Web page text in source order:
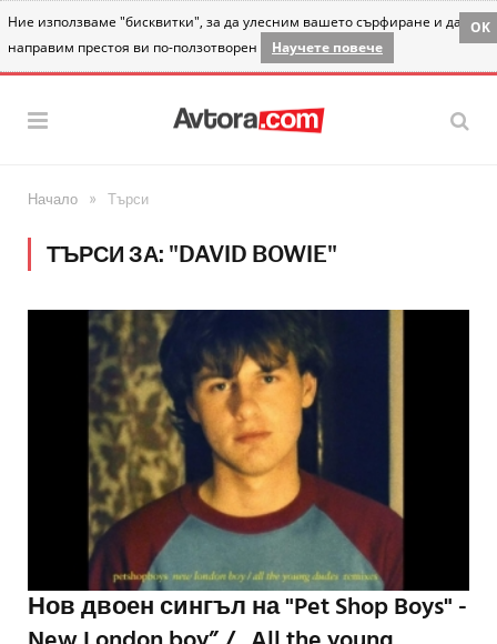
Ние използваме "бисквитки", за да улесним вашето сърфиране и да
направим престоя ви по-ползотворен
Научете повече
OK
Начало » Търси
ТЪРСИ ЗА: "DAVID BOWIE"
Нов двоен сингъл на "Pet Shop Boys" -